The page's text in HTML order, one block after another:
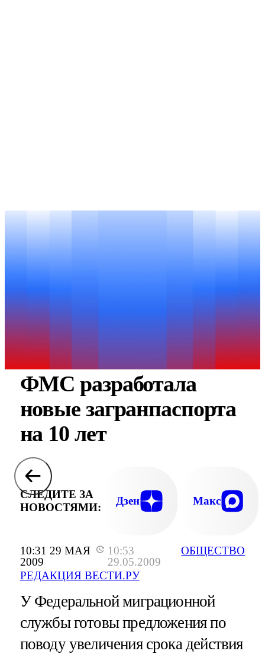
10:31 29 МАЯ
2009
10:53
29.05.2009
РЕДАКЦИЯ ВЕСТИ.РУ
ОБЩЕСТВО
ФМС разработала
новые загранпаспорта
на 10 лет
СЛЕДИТЕ ЗА
НОВОСТЯМИ:
Дзен Макс
У Федеральной миграционной
службы готовы предложения по
поводу увеличения срока действия